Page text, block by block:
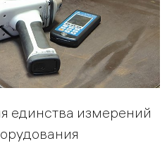
единства измерений